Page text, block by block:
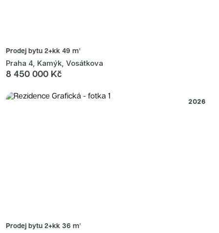
Prodej bytu 2+kk 49 m²
Praha 4, Kamýk, Vosátkova
8 450 000 Kč
2026
Prodej bytu 2+kk 36 m²